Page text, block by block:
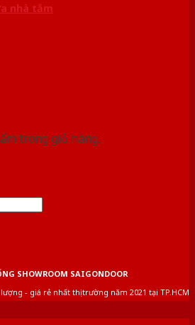
nhà tắm
trong giỏ hàng.
SHOWROOM SAIGONDOOR
- giá rẻ nhất thị trường năm 2021 tại TP.HCM